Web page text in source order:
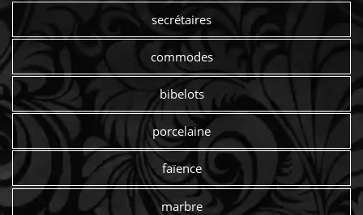
secrétaires
commodes
bibelots
porcelaine
faïence
marbre